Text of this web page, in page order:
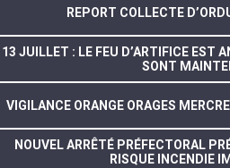
REPORT COLLECTE
13 JUILLET : LE FEU D’ARTIFICE EST
SONT
VIGILANCE ORANGE ORAGES
NOUVEL ARRÊTÉ PRÉFECTORAL
RISQUE INCENDIE